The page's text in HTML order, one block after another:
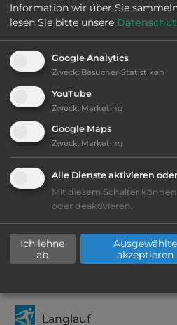
Webseite:
Fläche:
14.12. bis 31.3. / Mitte
Telefon:
Ausstattung
Langlauf
Information wir über Sie
lesen Sie bitte unsere
Google Analytics
Zweck: Besucher-Statistiken
YouTube
Zweck: Marketing
Google Maps
Zweck: Marketing
Alle Dienste aktivieren
Mit diesem Schalter
oder deaktivieren.
Ich lehne
ab
Ausgewählte
akzeptieren